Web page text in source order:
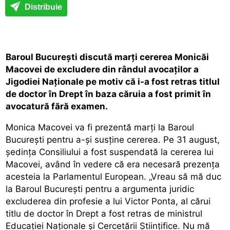
Distribuie
Baroul Bucureşti discută marţi cererea Monicăi
Macovei de excludere din rândul avocaţilor a
Jigodiei Naționale pe motiv că i-a fost retras titlul
de doctor în Drept în baza căruia a fost primit în
avocatură fără examen.
Monica Macovei va fi prezentă marţi la Baroul
Bucureşti pentru a-şi susţine cererea. Pe 31 august,
şedinţa Consiliului a fost suspendată la cererea lui
Macovei, având în vedere că era necesară prezenţa
acesteia la Parlamentul European. „Vreau să mă duc
la Baroul Bucureşti pentru a argumenta juridic
excluderea din profesie a lui Victor Ponta, al cărui
titlu de doctor în Drept a fost retras de ministrul
Educaţiei Naţionale şi Cercetării Ştiinţifice. Nu mă